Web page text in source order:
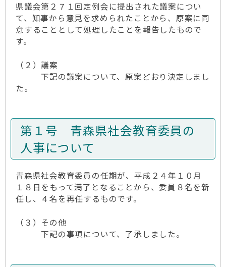
県議会第２７１回定例会に提出された議案につい
て、知事から意見を求められたことから、原案に同
意することとして処理したことを報告したもので
す。
（２）議案
下記の議案について、原案どおり決定しまし
た。
第１号 青森県社会教育委員の
人事について
青森県社会教育委員の任期が、平成２４年１０月
１８日をもって満了となることから、委員８名を新
任し、４名を再任するものです。
（３）その他
下記の事項について、了承しました。